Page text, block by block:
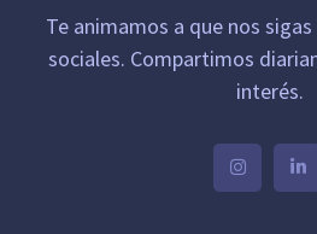
Te animamos a que nos
sociales. Compartimos
interés.